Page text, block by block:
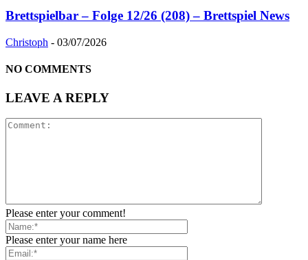
Brettspielbar – Folge 12/26 (208) – Brettspiel News
Christoph - 03/07/2026
NO COMMENTS
LEAVE A REPLY
Please enter your comment!
Please enter your name here